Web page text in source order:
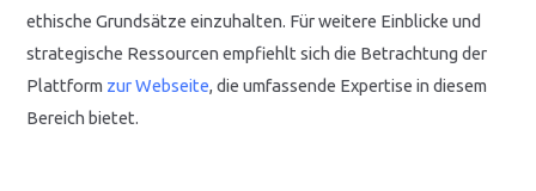
ethische Grundsätze einzuhalten. Für weitere Einblicke und
strategische Ressourcen empfiehlt sich die Betrachtung der
Plattform zur Webseite, die umfassende Expertise in diesem
Bereich bietet.